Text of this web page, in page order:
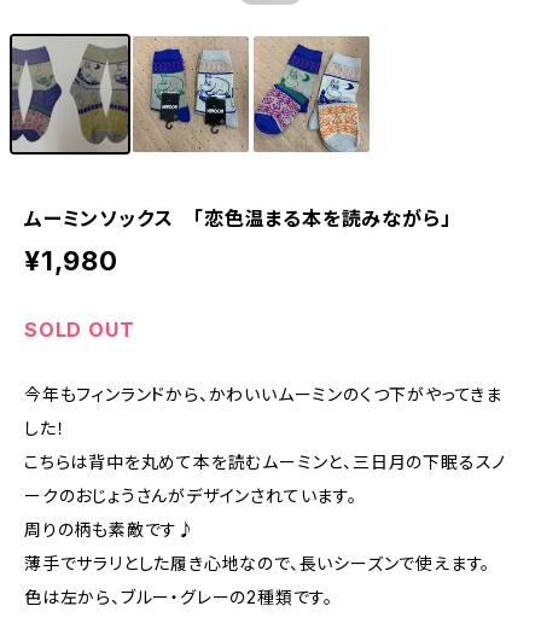
ムーミンソックス 「恋色温まる本を読みながら」
¥1,980
SOLD OUT
今年もフィンランドから、かわいいムーミンのくつ下がやってきま
した！
こちらは背中を丸めて本を読むムーミンと、三日月の下眠るスノ
ークのおじょうさんがデザインされています。
周りの柄も素敵です♪
薄手でサラリとした履き心地なので、長いシーズンで使えます。
色は左から、ブルー・グレーの2種類です。